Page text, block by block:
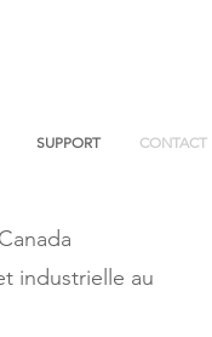
SUPPORT CONTACT
industrielle au